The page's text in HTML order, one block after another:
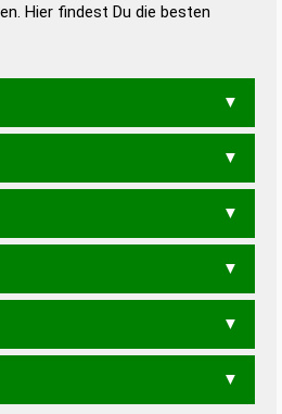
– Deutsches
Hier findest Du die besten